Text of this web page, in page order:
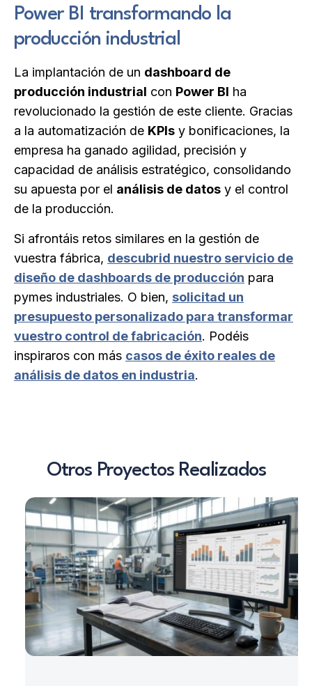
Power BI transformando la
producción industrial
La implantación de un dashboard de
producción industrial con Power BI ha
revolucionado la gestión de este cliente. Gracias
a la automatización de KPIs y bonificaciones, la
empresa ha ganado agilidad, precisión y
capacidad de análisis estratégico, consolidando
su apuesta por el análisis de datos y el control
de la producción.
Si afrontáis retos similares en la gestión de
vuestra fábrica, descubrid nuestro servicio de
diseño de dashboards de producción para
pymes industriales. O bien, solicitad un
presupuesto personalizado para transformar
vuestro control de fabricación. Podéis
inspiraros con más casos de éxito reales de
análisis de datos en industria.
Otros Proyectos Realizados